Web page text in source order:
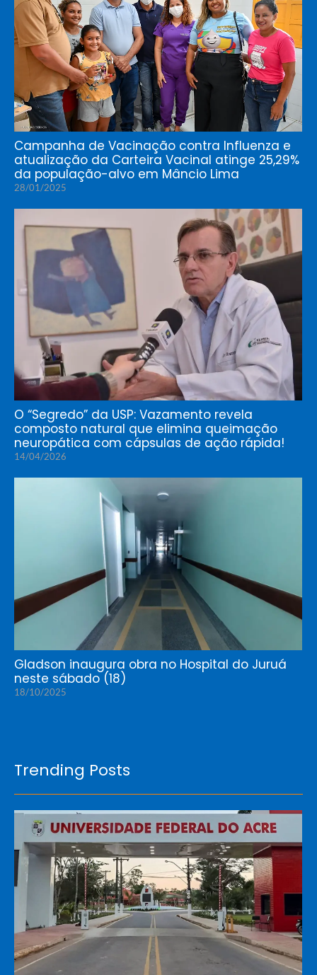
Campanha de Vacinação contra Influenza e
atualização da Carteira Vacinal atinge 25,29%
da população-alvo em Mâncio Lima
28/01/2025
O “Segredo” da USP: Vazamento revela
composto natural que elimina queimação
neuropática com cápsulas de ação rápida!
14/04/2026
Gladson inaugura obra no Hospital do Juruá
neste sábado (18)
18/10/2025
Trending Posts